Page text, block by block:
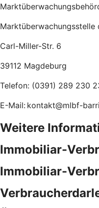
Marktüberwachungsstelle
Carl-Miller-Str. 6
39112 Magdeburg
Telefon: (0391) 289 230
E-Mail: kontakt@mlbf-
Weitere
Immobiliar-
Immobiliar-